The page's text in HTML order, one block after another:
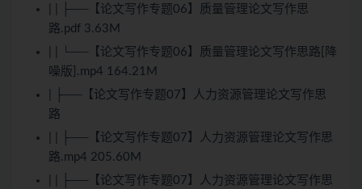
| | ├──【论文写作专题06】质量管理论文写作思
路.pdf 3.63M
| | └──【论文写作专题06】质量管理论文写作思路[降
噪版].mp4 164.21M
| ├──【论文写作专题07】人力资源管理论文写作思
路
| | ├──【论文写作专题07】人力资源管理论文写作思
路.mp4 205.60M
| | ├──【论文写作专题07】人力资源管理论文写作思